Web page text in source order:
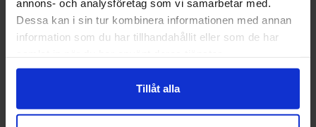
annons- och analysföretag som vi samarbetar med.
Dessa kan i sin tur kombinera informationen med annan
information som du har tillhandahållit eller som de har
Tillåt alla